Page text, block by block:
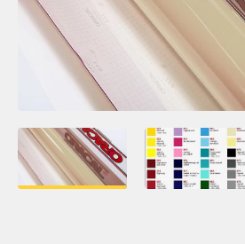
Oracal 641
Orajet 3640
ПЭТ листовой